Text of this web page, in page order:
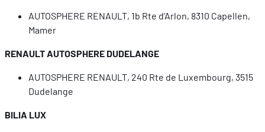
AUTOSPHERE RENAULT, 1b Rte d’Arlon, 8310 Capellen,
Mamer
RENAULT AUTOSPHERE DUDELANGE
AUTOSPHERE RENAULT, 240 Rte de Luxembourg, 3515
Dudelange
BILIA LUX